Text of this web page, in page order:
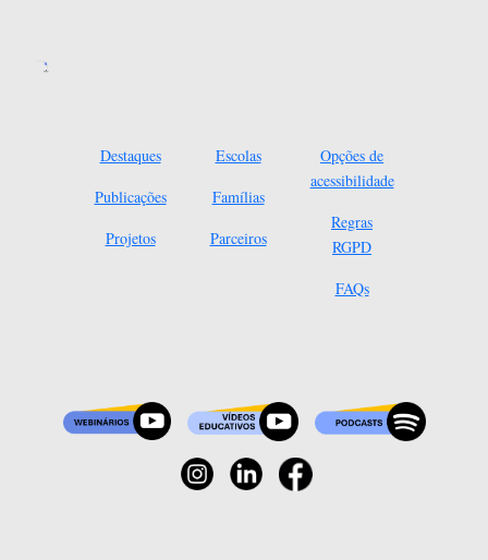
Destaques
Publicações
Projetos
Escolas
Famílias
Parceiros
Opções de
acessibilidade
Regras
RGPD
FAQs